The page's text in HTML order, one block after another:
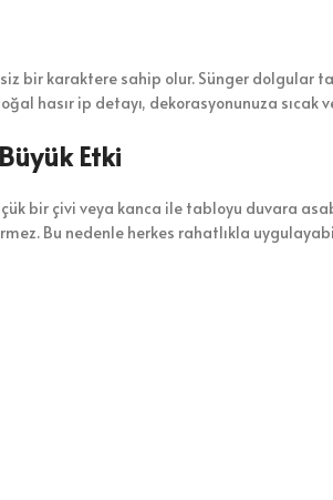
bir karaktere sahip olur. Sünger dolgular
hasır ip detayı, dekorasyonunuza sıcak
Etki
bir çivi veya kanca ile tabloyu duvara
Bu nedenle herkes rahatlıkla